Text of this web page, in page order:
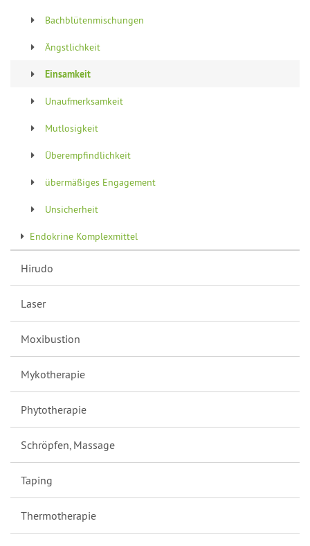
Bachblütenmischungen
Ängstlichkeit
Einsamkeit
Unaufmerksamkeit
Mutlosigkeit
Überempfindlichkeit
übermäßiges Engagement
Unsicherheit
Endokrine Komplexmittel
Hirudo
Laser
Moxibustion
Mykotherapie
Phytotherapie
Schröpfen, Massage
Taping
Thermotherapie